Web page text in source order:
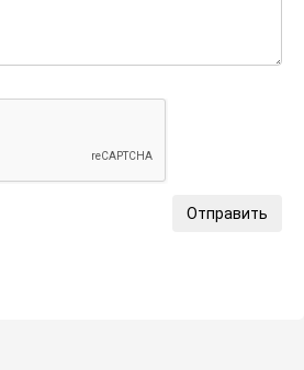
Отправить